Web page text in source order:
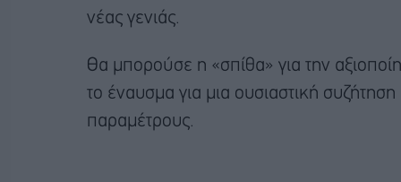
νέας γενιάς.
Θα μπορούσε η «σπίθα» για την
το έναυσμα για μια ουσιαστική
παραμέτρους.